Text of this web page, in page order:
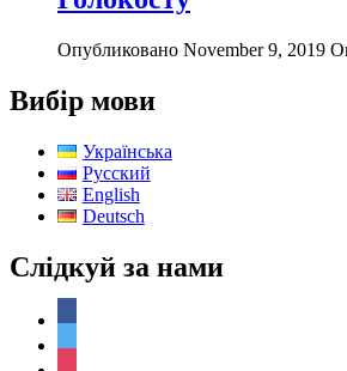
Опубликовано November 9, 2019
Вибір мови
Українська
Русский
English
Deutsch
Слідкуй за нами